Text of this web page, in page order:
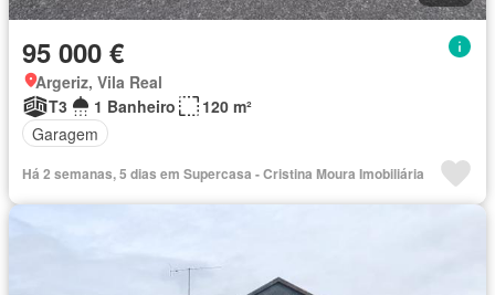
95 000 €
Argeriz, Vila Real
T3
1 Banheiro
120 m²
Garagem
Há 2 semanas, 5 dias em Supercasa - Cristina Moura Imobiliária